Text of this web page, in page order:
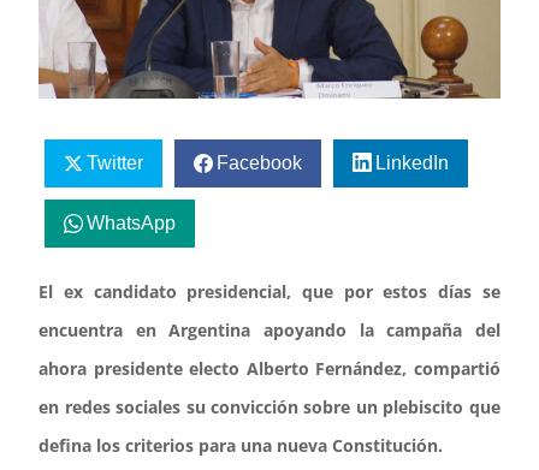
Twitter Facebook LinkedIn
WhatsApp
El ex candidato presidencial, que por estos días se
encuentra en Argentina apoyando la campaña del
ahora presidente electo Alberto Fernández, compartió
en redes sociales su convicción sobre un plebiscito que
defina los criterios para una nueva Constitución.